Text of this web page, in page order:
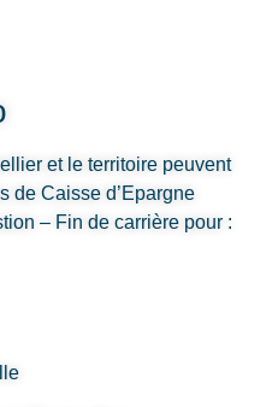
et le territoire peuvent
de Caisse d’Epargne
– Fin de carrière pour :